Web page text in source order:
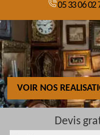
05 33 06 02
VOIR NOS
Devis